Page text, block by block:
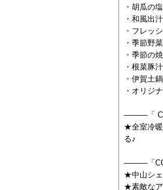
・胡瓜の
・和風出
・フレッ
・季節野
・季節の
・根菜豚汁
・伊賀土
・オリジ
———「
★全室冷
る♪
———「
★中山シ
★素敵な